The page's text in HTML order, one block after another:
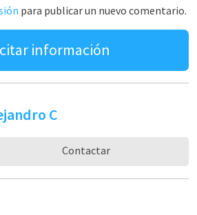
para publicar un nuevo comentario.
información
C
Contactar